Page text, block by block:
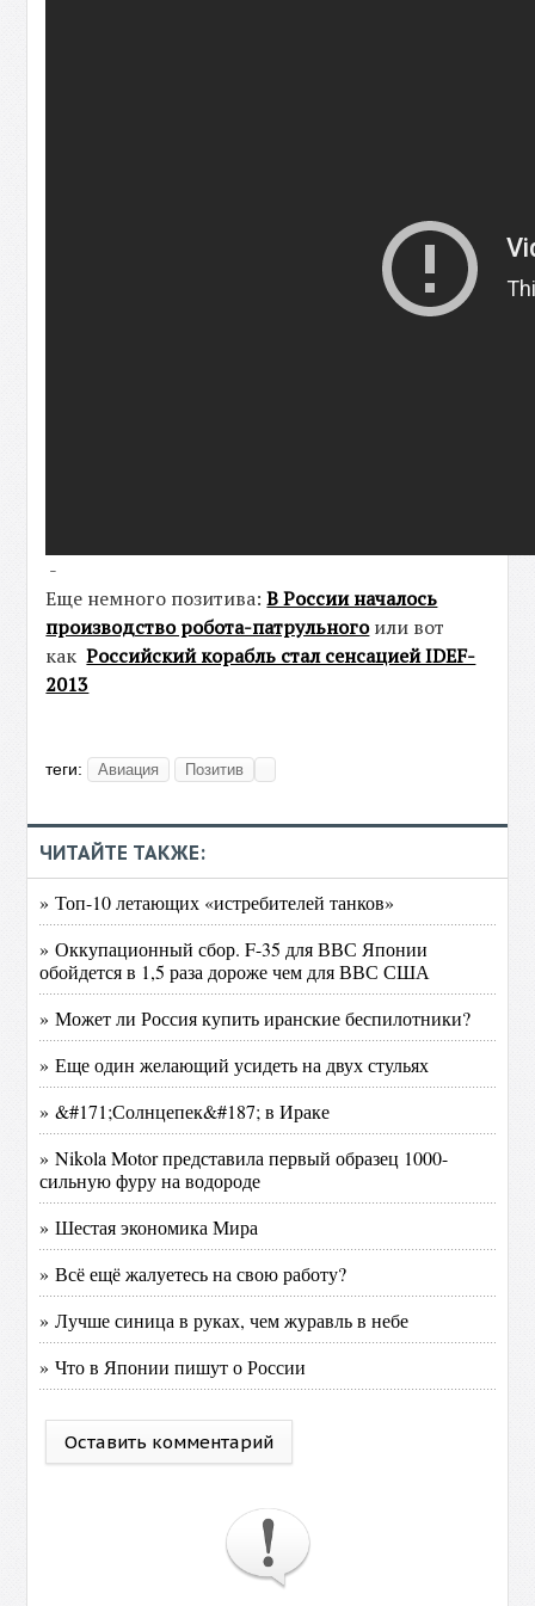
-
Еще немного позитива:В России началось
производство робота-патрульногоили вот
какРоссийский корабль стал сенсацией IDEF-
2013
теги: Авиация Позитив
ЧИТАЙТЕ ТАКЖЕ:
» Топ-10 летающих «истребителей танков»
» Оккупационный сбор. F-35 для ВВС Японии
обойдется в 1,5 раза дороже чем для ВВС США
» Может ли Россия купить иранские беспилотники?
» Еще один желающий усидеть на двух стульях
» &#171;Солнцепек&#187; в Ираке
» Nikola Motor представила первый образец 1000-
сильную фуру на водороде
» Шестая экономика Мира
» Всё ещё жалуетесь на свою работу?
» Лучше синица в руках, чем журавль в небе
» Что в Японии пишут о России
Оставить комментарий